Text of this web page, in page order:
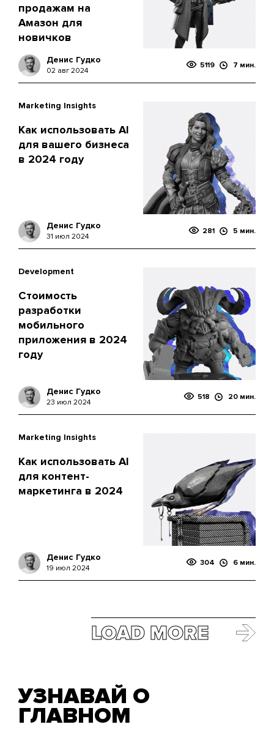
продажам на
Амазон для
новичков
Денис Гудко
02 авг 2024
5119 7 мин.
Marketing Insights
Как использовать AI
для вашего бизнеса
в 2024 году
Денис Гудко
31 июл 2024
281 5 мин.
Development
Стоимость
разработки
мобильного
приложения в 2024
году
Денис Гудко
23 июл 2024
518 20 мин.
Marketing Insights
Как использовать AI
для контент-
маркетинга в 2024
Денис Гудко
19 июл 2024
304 6 мин.
LOAD MORE
УЗНАВАЙ О
ГЛАВНОМ